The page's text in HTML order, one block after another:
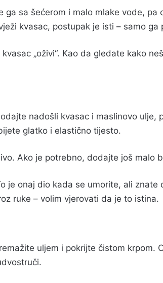
ga sa šećerom i malo mlake vode, pa
kvasac, postupak je isti – samo ga
„oživi“. Kao da gledate kako
nadošli kvasac i maslinovo ulje,
glatko i elastično tijesto.
Ako je potrebno, dodajte još malo
je onaj dio kada se umorite, ali znate
ruke – volim vjerovati da je to istina.
uljem i pokrijte čistom krpom.